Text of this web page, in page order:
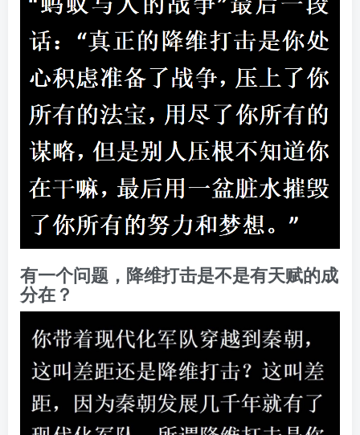
有一个问题，降维打击是不是有天赋的成
分在？